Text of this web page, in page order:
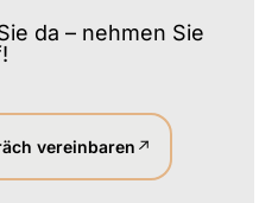
da – nehmen Sie
vereinbaren